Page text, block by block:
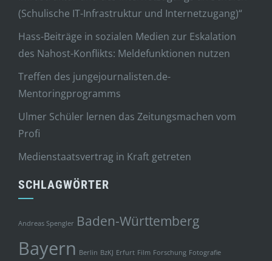
(Schulische IT-Infrastruktur und Internetzugang)“
Hass-Beiträge in sozialen Medien zur Eskalation
des Nahost-Konflikts: Meldefunktionen nutzen
Treffen des jungejournalisten.de-
Mentoringprogramms
Ulmer Schüler lernen das Zeitungsmachen vom
Profi
Medienstaatsvertrag in Kraft getreten
SCHLAGWÖRTER
Andreas Spengler Baden-Württemberg
Bayern Berlin BzKJ Erfurt Film Forschung Fotografie